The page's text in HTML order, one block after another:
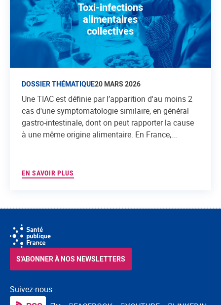
Toxi-infections
alimentaires
collectives
DOSSIER THÉMATIQUE20 MARS 2026
Une TIAC est définie par l’apparition d'au moins 2
cas d'une symptomatologie similaire, en général
gastro-intestinale, dont on peut rapporter la cause
à une même origine alimentaire. En France,...
EN SAVOIR PLUS
Suivez-nous
S'ABONNER À NOS NEWSLETTERS